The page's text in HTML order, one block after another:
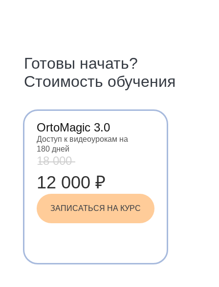
Готовы начать?
Стоимость обучения
OrtoMagic 3.0
Доступ к видеоурокам на
180 дней
18 000
12 000 ₽
ЗАПИСАТЬСЯ НА КУРС